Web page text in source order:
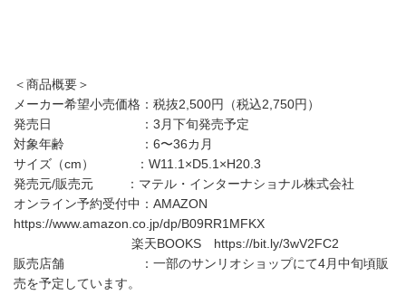
＜商品概要＞
メーカー希望小売価格：税抜2,500円（税込2,750円）
発売日 ：3月下旬発売予定
対象年齢 ：6〜36カ月
サイズ（cm） ：W11.1×D5.1×H20.3
発売元/販売元 ：マテル・インターナショナル株式会社
オンライン予約受付中：AMAZON
https://www.amazon.co.jp/dp/B09RR1MFKX
楽天BOOKS https://bit.ly/3wV2FC2
販売店舗 ：一部のサンリオショップにて4月中旬頃販
売を予定しています。